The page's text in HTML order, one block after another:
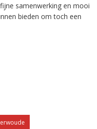
samenwerking en mooi
bieden om toch een